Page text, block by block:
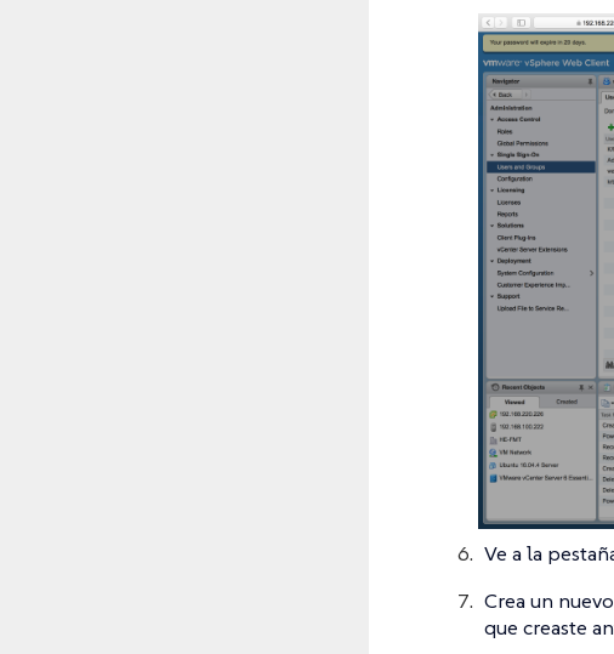
Ve a la
Crea un
que creaste